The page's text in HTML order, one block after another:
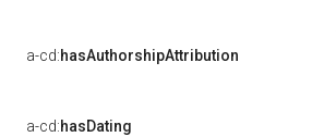
a-cd:hasAuthorshipAttribution
a-cd:hasDating